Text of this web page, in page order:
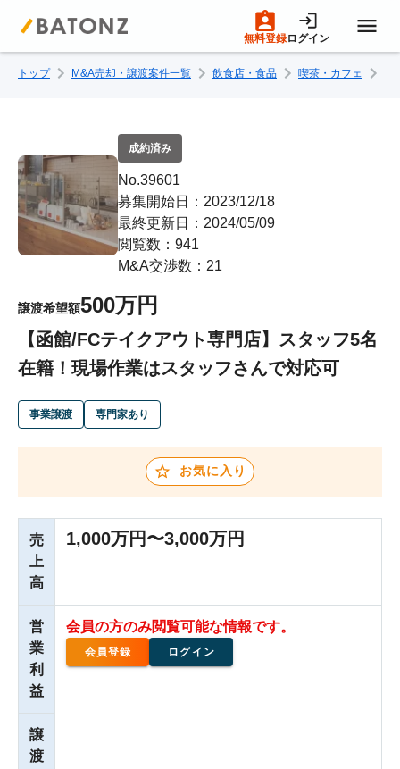
無料登録ログイン
トップページ
M&A案件一覧
売りたい方へ
買いたい方へ
成約事例
M&A専門家の方へ
トップ M&A売却・譲渡案件一覧 飲食店・食品 喫茶・カフェ
成約済み
No.39601
募集開始日：2023/12/18
最終更新日：2024/05/09
閲覧数：941
M&A交渉数：21
譲渡希望額500万円
【函館/FCテイクアウト専門店】スタッフ5名
在籍！現場作業はスタッフさんで対応可
事業譲渡 専門家あり
お気に入り
売
上
高
1,000万円〜3,000万円
営
業
利
益
会員の方のみ閲覧可能な情報です。
会員登録 ログイン
譲
渡